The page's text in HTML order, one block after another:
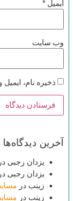
ایمیل *
وب‌ سایت
ذخیره نام،
آخرین دیدگاه‌ها
یزدان رجبی در
یزدان رجبی در
زینب در
زینب در